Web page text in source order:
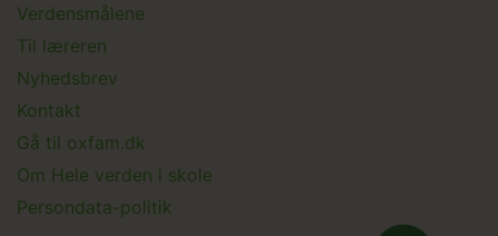
Verdensmålene
Til læreren
Main
Submenu
Nyhedsbrev
Kontakt
Gå til oxfam.dk
Om Hele verden i skole
Persondata-politik